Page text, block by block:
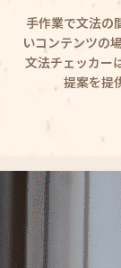
手作業で文法の
いコンテンツの
文法チェッカー
提案を提